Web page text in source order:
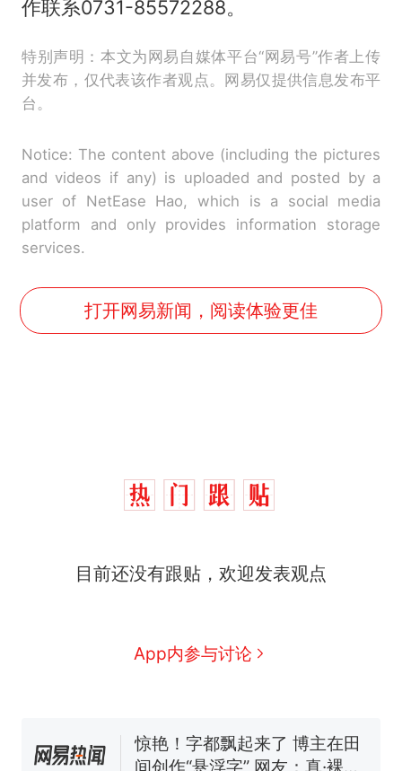
作联系0731-85572288。
特别声明：本文为网易自媒体平台“网易号”作者上传
并发布，仅代表该作者观点。网易仅提供信息发布平
台。
Notice: The content above (including the pictures
and videos if any) is uploaded and posted by a
user of NetEase Hao, which is a social media
platform and only provides information storage
services.
打开网易新闻，阅读体验更佳
目前还没有跟贴，欢迎发表观点
App内参与讨论
么？
新
费大厨“全国小炒肉大王”称
窝，原地守1天等它长大：挖了
来源：参考消息）
笔试第一被第二名传话劝弃考
3D！
热 制裁瓜子饺子，美国怕什